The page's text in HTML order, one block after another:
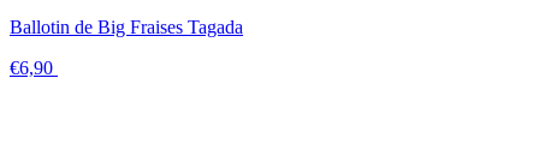
Ballotin de Big Fraises Tagada
€6,90